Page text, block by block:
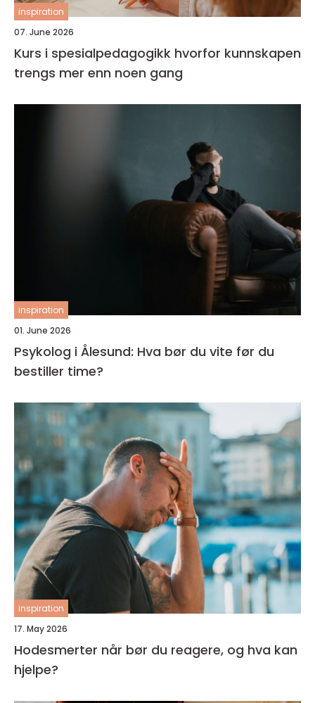
inspiration
07. June 2026
Kurs i spesialpedagogikk hvorfor kunnskapen
trengs mer enn noen gang
inspiration
01. June 2026
Psykolog i Ålesund: Hva bør du vite før du
bestiller time?
inspiration
17. May 2026
Hodesmerter når bør du reagere, og hva kan
hjelpe?